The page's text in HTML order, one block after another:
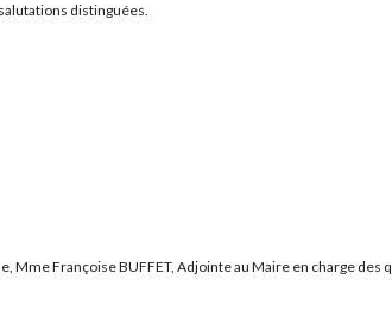
distinguées.
Mme Françoise BUFFET, Adjointe au Maire en charge